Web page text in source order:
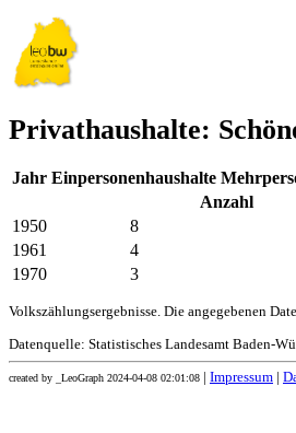
Privathaushalte:
Jahr Einpersonenhaushalte
Anzahl
1950
8
1961
4
1970
3
Volkszählungsergebnisse. Die angegebenen
Datenquelle: Statistisches Landesamt Baden-
created by _LeoGraph 2024-04-08 02:01:08 Impressum